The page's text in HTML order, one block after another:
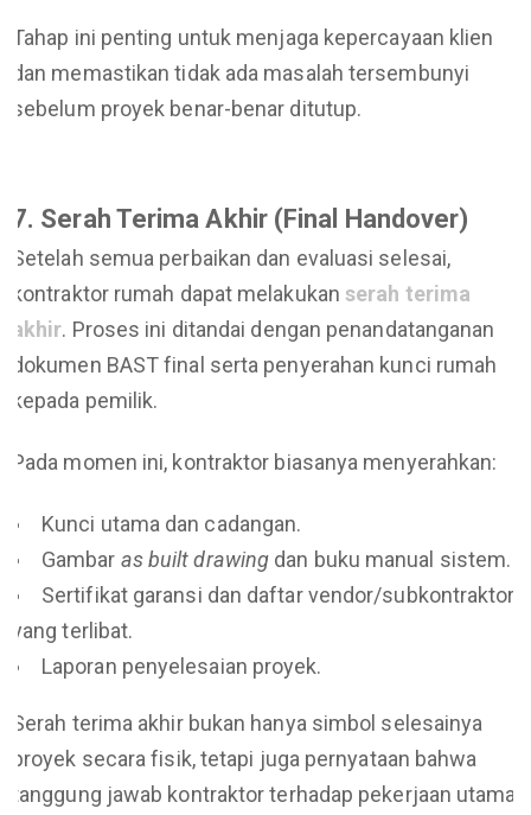
Tahap ini penting untuk menjaga kepercayaan klien
dan memastikan tidak ada masalah tersembunyi
sebelum proyek benar-benar ditutup.
7. Serah Terima Akhir (Final Handover)
Setelah semua perbaikan dan evaluasi selesai,
kontraktor rumah dapat melakukan serah terima
akhir. Proses ini ditandai dengan penandatanganan
dokumen BAST final serta penyerahan kunci rumah
kepada pemilik.
Pada momen ini, kontraktor biasanya menyerahkan:
Kunci utama dan cadangan.
Gambar as built drawing dan buku manual sistem.
Sertifikat garansi dan daftar vendor/subkontraktor
yang terlibat.
Laporan penyelesaian proyek.
Serah terima akhir bukan hanya simbol selesainya
proyek secara fisik, tetapi juga pernyataan bahwa
tanggung jawab kontraktor terhadap pekerjaan utama